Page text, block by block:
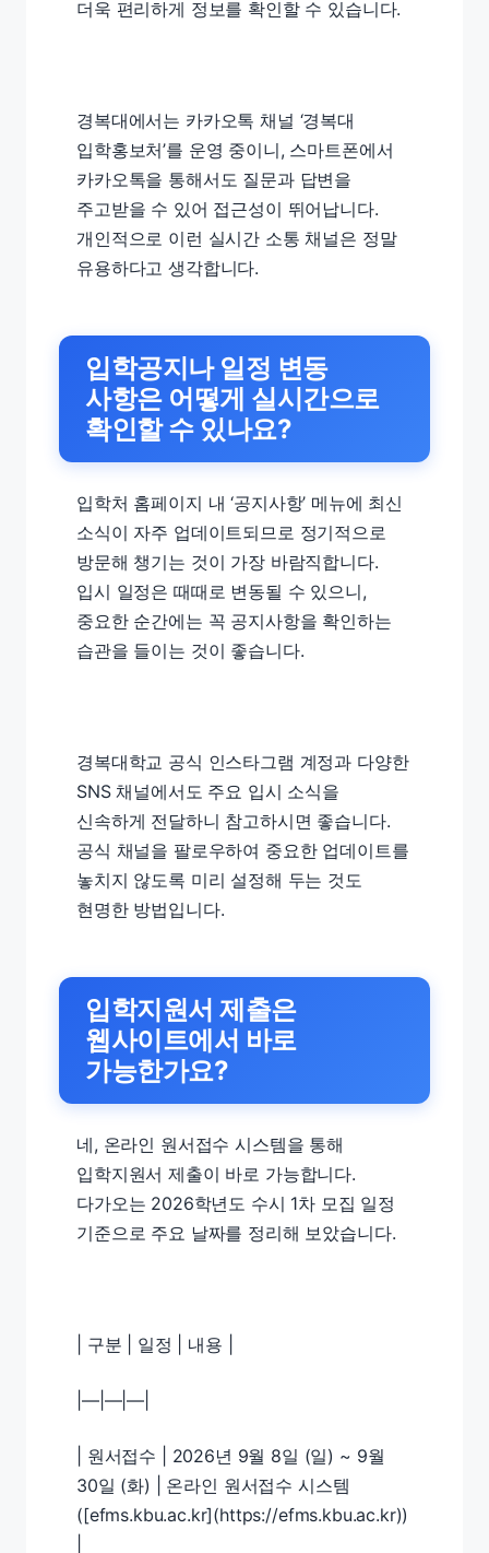
더욱 편리하게 정보를 확인할 수 있습니다.
경복대에서는 카카오톡 채널 ‘경복대
입학홍보처’를 운영 중이니, 스마트폰에서
카카오톡을 통해서도 질문과 답변을
주고받을 수 있어 접근성이 뛰어납니다.
개인적으로 이런 실시간 소통 채널은 정말
유용하다고 생각합니다.
입학공지나 일정 변동
사항은 어떻게 실시간으로
확인할 수 있나요?
입학처 홈페이지 내 ‘공지사항’ 메뉴에 최신
소식이 자주 업데이트되므로 정기적으로
방문해 챙기는 것이 가장 바람직합니다.
입시 일정은 때때로 변동될 수 있으니,
중요한 순간에는 꼭 공지사항을 확인하는
습관을 들이는 것이 좋습니다.
경복대학교 공식 인스타그램 계정과 다양한
SNS 채널에서도 주요 입시 소식을
신속하게 전달하니 참고하시면 좋습니다.
공식 채널을 팔로우하여 중요한 업데이트를
놓치지 않도록 미리 설정해 두는 것도
현명한 방법입니다.
입학지원서 제출은
웹사이트에서 바로
가능한가요?
네, 온라인 원서접수 시스템을 통해
입학지원서 제출이 바로 가능합니다.
다가오는 2026학년도 수시 1차 모집 일정
기준으로 주요 날짜를 정리해 보았습니다.
| 구분 | 일정 | 내용 |
|—|—|—|
| 원서접수 | 2026년 9월 8일 (일) ~ 9월
30일 (화) | 온라인 원서접수 시스템
([efms.kbu.ac.kr](https://efms.kbu.ac.kr))